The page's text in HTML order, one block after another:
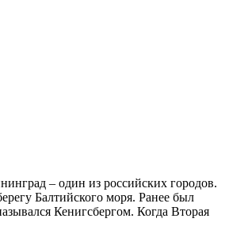
– один из российских городов.
Балтийского моря. Ранее был
Кенигсбергом. Когда Вторая